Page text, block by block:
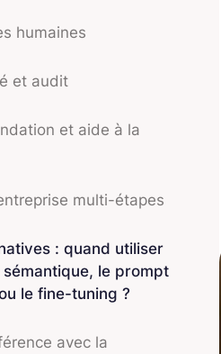
humaines
et audit
et aide à la
multi-étapes
: quand utiliser
le prompt
le fine-tuning ?
avec la